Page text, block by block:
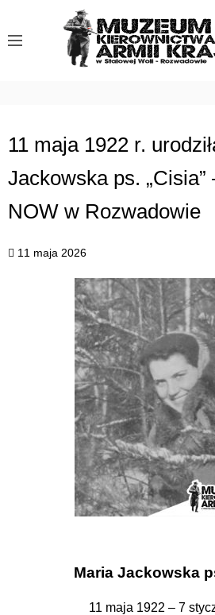
11 maja 1922 r.
Jackowska ps. „Cisia”
NOW w Rozwadowie
11 maja 2026
Maria Jackowska
11 maja 1922 – 7